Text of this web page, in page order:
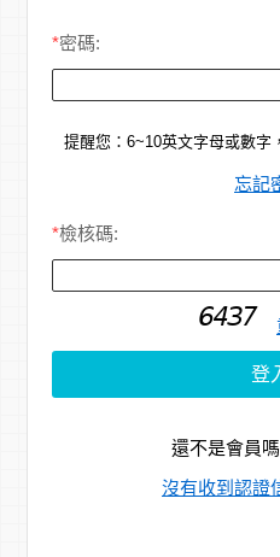
*密碼:
提醒您：6~10英文字母或數字
忘記
*檢核碼:
還不是會員嗎
沒有收到認證